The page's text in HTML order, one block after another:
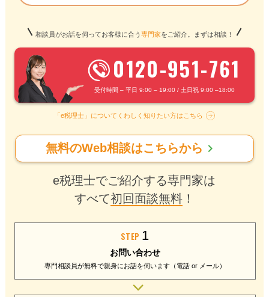
相談員がお話を伺ってお客様に合う 専門家をご紹介。まずは相談！
0120-951-761
受付時間 – 平日 9:00 – 19:00 / 土日祝 9:00 –18:00
「e税理士」についてくわしく知りたい方はこちら
無料のWeb相談はこちらから chevron_right
e税理士でご紹介する専門家は
すべて初回面談無料！
STEP 1
お問い合わせ
専門相談員が無料で親身にお話を伺います（電話 or メール）